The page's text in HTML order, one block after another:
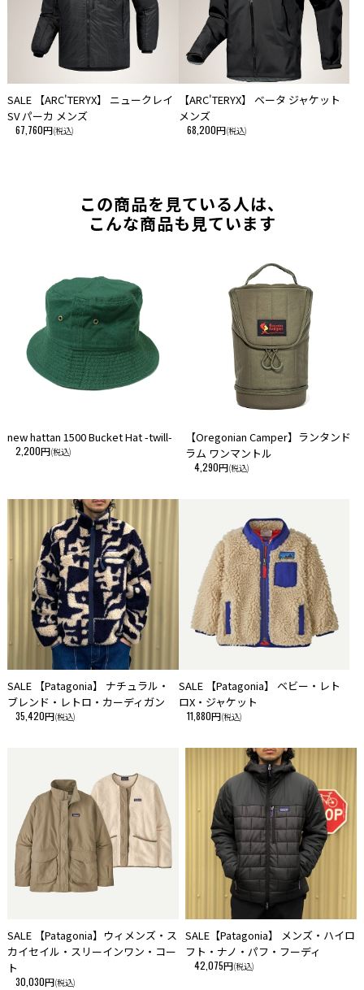
SALE 【ARC'TERYX】 ニュークレイ
SV パーカ メンズ
67,760円(税込)
【ARC'TERYX】 ベータ ジャケット
メンズ
68,200円(税込)
この商品を見ている人は、
こんな商品も見ています
new hattan 1500 Bucket Hat -twill-
2,200円(税込)
【Oregonian Camper】ランタンド
ラム ワンマントル
4,290円(税込)
SALE 【Patagonia】 ナチュラル・
ブレンド・レトロ・カーディガン
35,420円(税込)
SALE 【Patagonia】 ベビー・レト
ロX・ジャケット
11,880円(税込)
SALE 【Patagonia】ウィメンズ・ス
カイセイル・スリーインワン・コー
ト
30,030円(税込)
SALE【Patagonia】 メンズ・ハイロ
フト・ナノ・パフ・フーディ
42,075円(税込)